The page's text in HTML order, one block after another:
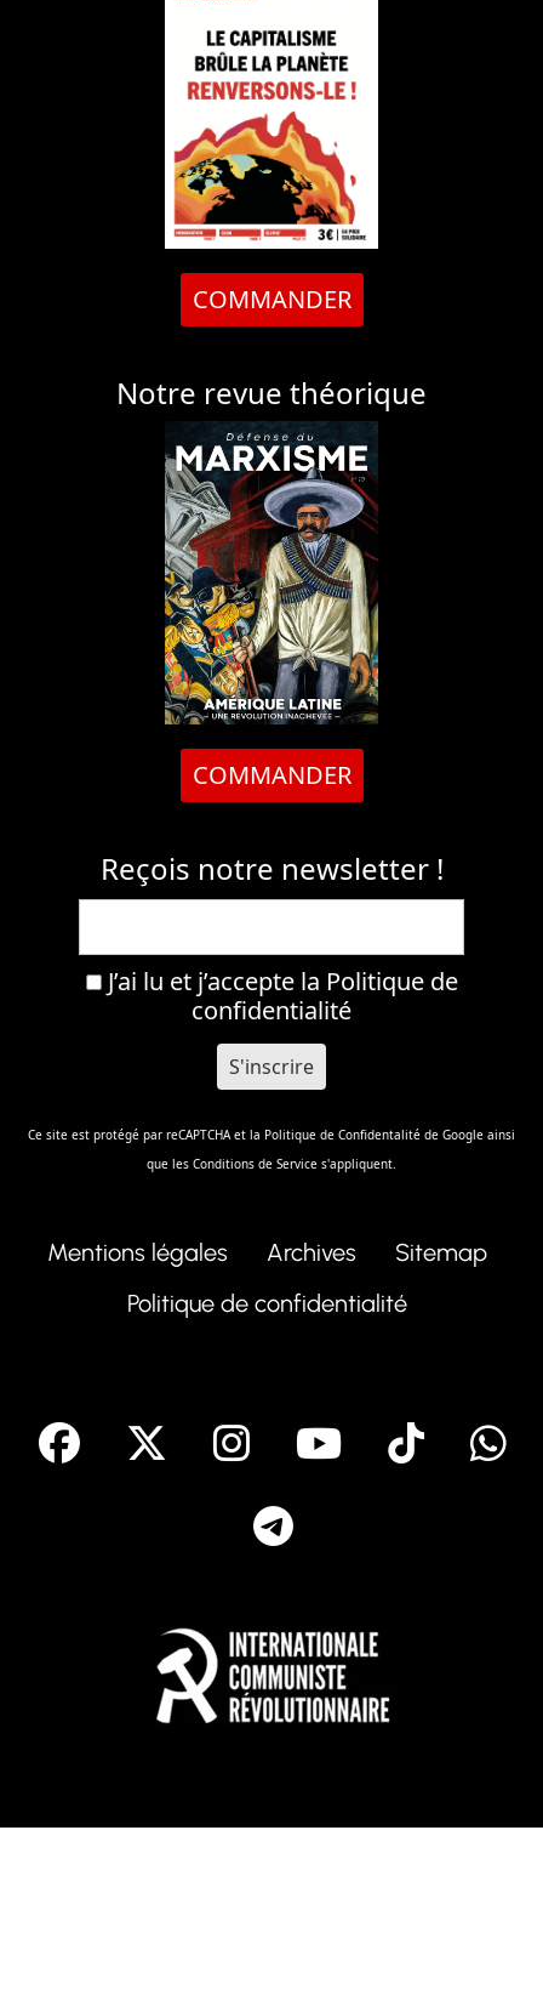
COMMANDER
Notre revue théorique
COMMANDER
Reçois notre newsletter !
J’ai lu et j’accepte la Politique de
confidentialité
Ce site est protégé par reCAPTCHA et la Politique de Confidentalité de Google ainsi
que les Conditions de Service s'appliquent.
Mentions légales Archives
Sitemap
Politique de confidentialité
facebook Instagram
Youtube
Tik